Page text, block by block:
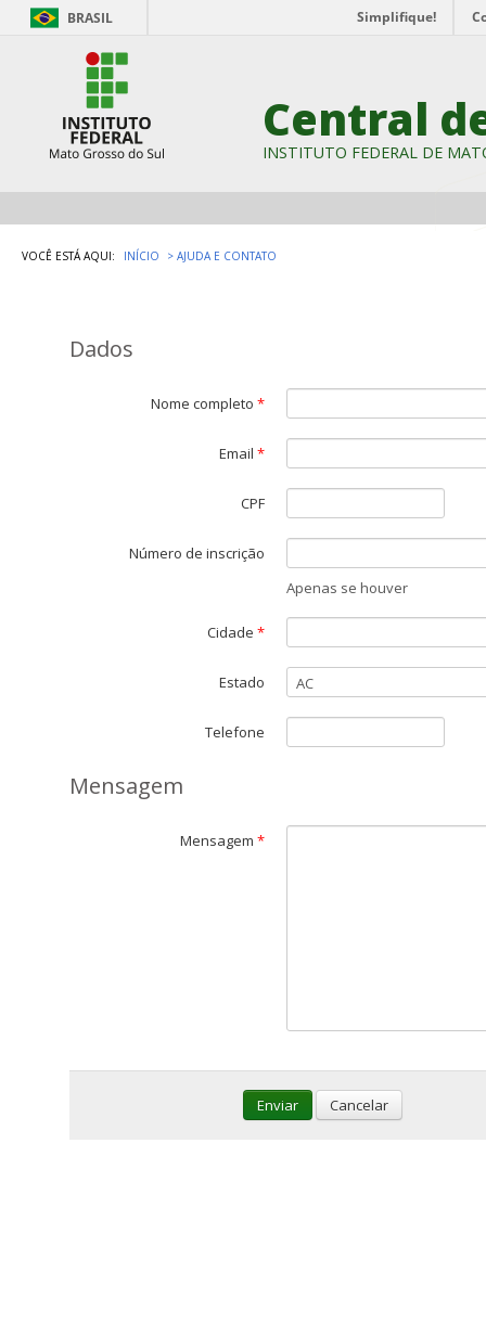
BRASIL Simplifique!
Central
INSTITUTO FEDERAL DE
VOCÊ ESTÁ AQUI: INÍCIO AJUDA E CONTATO
Dados
Nome completo *
Email *
CPF
Número de inscrição
Apenas se houver
Cidade *
Estado
Telefone
Mensagem
Mensagem *
Enviar Cancelar